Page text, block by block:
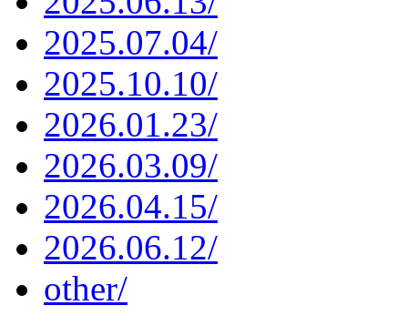
2025.07.04/
2025.10.10/
2026.01.23/
2026.03.09/
2026.04.15/
2026.06.12/
other/